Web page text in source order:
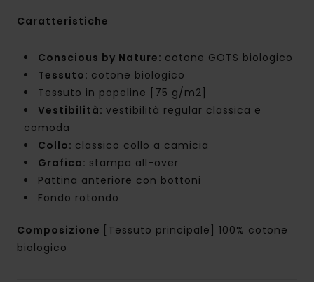
Caratteristiche
Conscious by Nature: cotone GOTS biologico
Tessuto: cotone biologico
Tessuto in popeline [75 g/m2]
Vestibilità: vestibilità regular classica e
comoda
Collo: classico collo a camicia
Grafica: stampa all-over
Pattina anteriore con bottoni
Fondo rotondo
Composizione
[Tessuto principale] 100% cotone
biologico